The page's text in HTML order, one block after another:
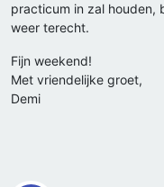
practicum in zal houden,
weer terecht.
Fijn weekend!
Met vriendelijke groet,
Demi